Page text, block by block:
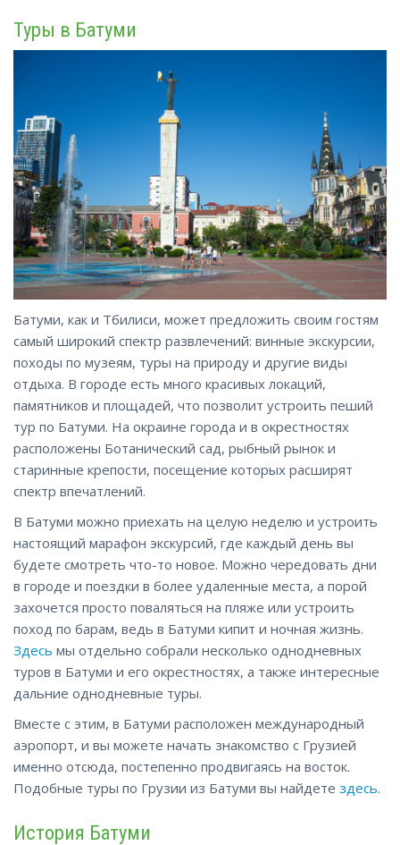
Туры в Батуми
Батуми, как и Тбилиси, может предложить своим гостям
самый широкий спектр развлечений: винные экскурсии,
походы по музеям, туры на природу и другие виды
отдыха. В городе есть много красивых локаций,
памятников и площадей, что позволит устроить пеший
тур по Батуми. На окраине города и в окрестностях
расположены Ботанический сад, рыбный рынок и
старинные крепости, посещение которых расширят
спектр впечатлений.
В Батуми можно приехать на целую неделю и устроить
настоящий марафон экскурсий, где каждый день вы
будете смотреть что-то новое. Можно чередовать дни
в городе и поездки в более удаленные места, а порой
захочется просто поваляться на пляже или устроить
поход по барам, ведь в Батуми кипит и ночная жизнь.
Здесь мы отдельно собрали несколько однодневных
туров в Батуми и его окрестностях, а также интересные
дальние однодневные туры.
Вместе с этим, в Батуми расположен международный
аэропорт, и вы можете начать знакомство с Грузией
именно отсюда, постепенно продвигаясь на восток.
Подобные туры по Грузии из Батуми вы найдете здесь.
История Батуми